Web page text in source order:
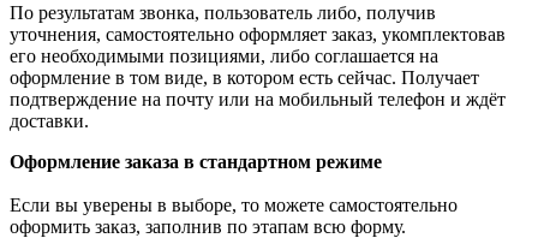
По результатам звонка, пользователь либо, получив
уточнения, самостоятельно оформляет заказ, укомплектовав
его необходимыми позициями, либо соглашается на
оформление в том виде, в котором есть сейчас. Получает
подтверждение на почту или на мобильный телефон и ждёт
доставки.
Оформление заказа в стандартном режиме
Если вы уверены в выборе, то можете самостоятельно
оформить заказ, заполнив по этапам всю форму.